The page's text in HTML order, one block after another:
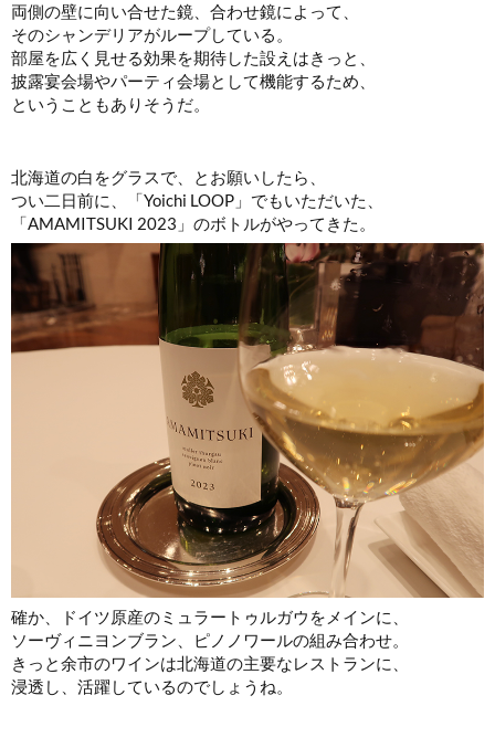
両側の壁に向い合せた鏡、合わせ鏡によって、
そのシャンデリアがループしている。
部屋を広く見せる効果を期待した設えはきっと、
披露宴会場やパーティ会場として機能するため、
ということもありそうだ。
北海道の白をグラスで、とお願いしたら、
つい二日前に、「Yoichi LOOP」でもいただいた、
「AMAMITSUKI 2023」のボトルがやってきた。
確か、ドイツ原産のミュラートゥルガウをメインに、
ソーヴィニヨンブラン、ピノノワールの組み合わせ。
きっと余市のワインは北海道の主要なレストランに、
浸透し、活躍しているのでしょうね。